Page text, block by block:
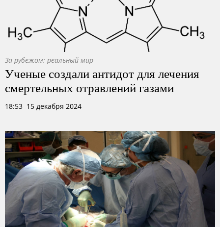
За рубежом: реальный мир
Ученые создали антидот для лечения
смертельных отравлений газами
18:53 15 декабря 2024